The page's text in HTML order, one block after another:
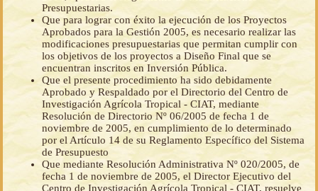
Presupuestarias.
Que para lograr con éxito la ejecución de los Proyectos
Aprobados para la Gestión 2005, es necesario realizar las
modificaciones presupuestarias que permitan cumplir con
los objetivos de los proyectos a Diseño Final que se
encuentran inscritos en Inversión Pública.
Que el presente procedimiento ha sido debidamente
Aprobado y Respaldado por el Directorio del Centro de
Investigación Agrícola Tropical - CIAT, mediante
Resolución de Directorio Nº 06/2005 de fecha 1 de
noviembre de 2005, en cumplimiento de lo determinado
por el Artículo 14 de su Reglamento Específico del Sistema
de Presupuesto
Que mediante Resolución Administrativa Nº 020/2005, de
fecha 1 de noviembre de 2005, el Director Ejecutivo del
Centro de Investigación Agrícola Tropical - CIAT, resuelve